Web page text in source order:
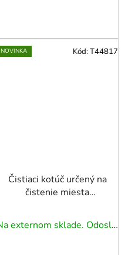
NOVINKA
Čistiaci kotúč určený na
čistenie miesta
kolesa
Na externom sklade. Odoslanie 3 - 5 prac. dní.
Kód:T44817